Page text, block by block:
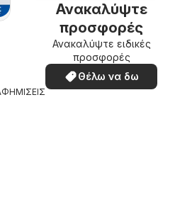
Ανακαλύψτε
προσφορές
Ανακαλύψτε ειδικές
προσφορές
Θέλω να δω